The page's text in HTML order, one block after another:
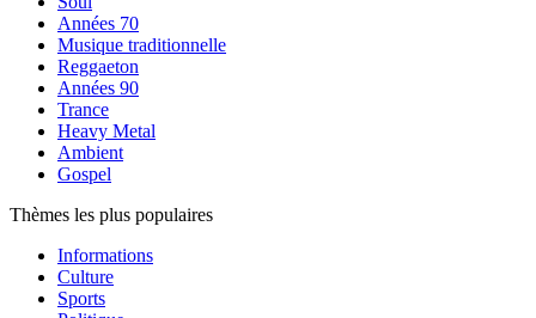
Années 70
Musique traditionnelle
Reggaeton
Années 90
Trance
Heavy Metal
Ambient
Gospel
Thèmes les plus populaires
Informations
Culture
Sports